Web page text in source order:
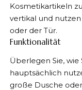
Kosmetikartikeln
vertikal und
oder der Tür.
Funktionalität
Überlegen Sie, wie
hauptsächlich
große Dusche